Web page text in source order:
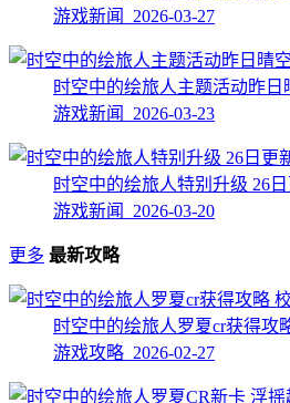
游戏新闻 2026-03-27
时空中的绘旅人主题活动昨日
游戏新闻 2026-03-23
时空中的绘旅人特别升级 26
游戏新闻 2026-03-20
更多 最新攻略
时空中的绘旅人罗夏cr获得攻
游戏攻略 2026-02-27